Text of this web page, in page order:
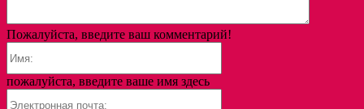
Пожалуйста, введите ваш комментарий!
пожалуйста, введите ваше имя здесь